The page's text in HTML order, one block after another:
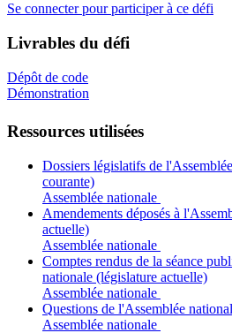
Se connecter pour participer à ce défi
Livrables du défi
Dépôt de code
Démonstration
Ressources utilisées
Dossiers législatifs de
courante)
Assemblée nationale
Amendements déposés à
actuelle)
Assemblée nationale
Comptes rendus de la séance
nationale (législature actuelle)
Assemblée nationale
Questions de l'Assemblée
Assemblée nationale